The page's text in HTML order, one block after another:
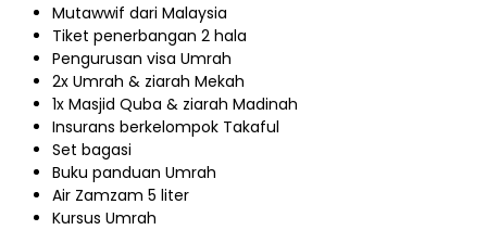
Mutawwif dari Malaysia
Tiket penerbangan 2 hala
Pengurusan visa Umrah
2x Umrah & ziarah Mekah
1x Masjid Quba & ziarah Madinah
Insurans berkelompok Takaful
Set bagasi
Buku panduan Umrah
Air Zamzam 5 liter
Kursus Umrah